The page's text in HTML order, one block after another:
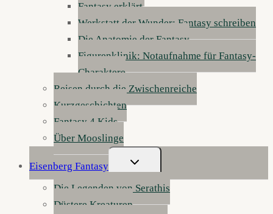
Fantasy erklärt
Werkstatt der Wunder: Fantasy schreiben
Die Anatomie der Fantasy
Figurenklinik: Notaufnahme für Fantasy-
Charaktere
Reisen durch die Zwischenreiche
Kurzgeschichten
Fantasy 4 Kids
Über Mooslinge
Eisenberg Fantasy
Untermenü
Umschalten
Die Legenden von Serathis
Düstere Kreaturen